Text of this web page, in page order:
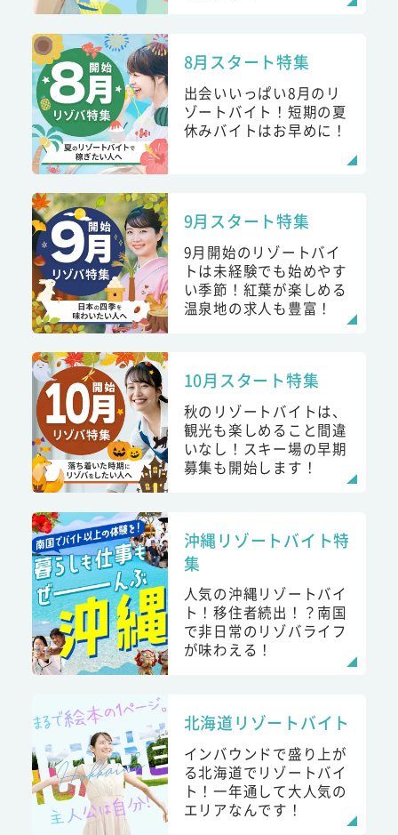
8月スタート特集
出会いいっぱい8月のリ
ゾートバイト！短期の夏
休みバイトはお早めに！
9月スタート特集
9月開始のリゾートバイ
トは未経験でも始めやす
い季節！紅葉が楽しめる
温泉地の求人も豊富！
10月スタート特集
秋のリゾートバイトは、
観光も楽しめること間違
いなし！スキー場の早期
募集も開始します！
沖縄リゾートバイト特
集
人気の沖縄リゾートバイ
ト！移住者続出！？南国
で非日常のリゾバライフ
が味わえる！
北海道リゾートバイト
インバウンドで盛り上が
る北海道でリゾートバイ
ト！一年通して大人気の
エリアなんです！